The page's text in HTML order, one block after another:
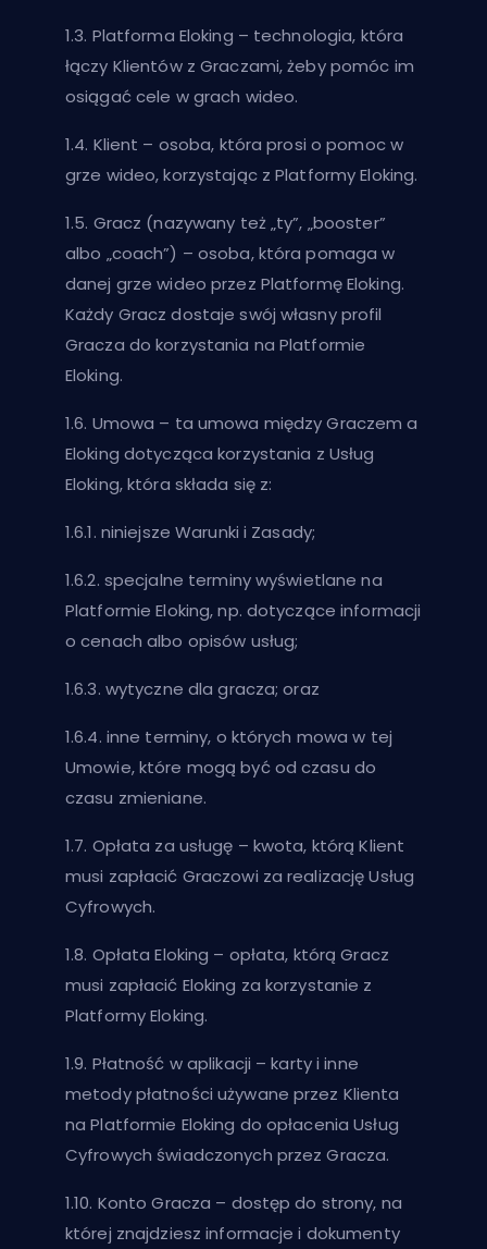
1.3. Platforma Eloking – technologia, która
łączy Klientów z Graczami, żeby pomóc im
osiągać cele w grach wideo.
1.4. Klient – osoba, która prosi o pomoc w
grze wideo, korzystając z Platformy Eloking.
1.5. Gracz (nazywany też „ty”, „booster”
albo „coach”) – osoba, która pomaga w
danej grze wideo przez Platformę Eloking.
Każdy Gracz dostaje swój własny profil
Gracza do korzystania na Platformie
Eloking.
1.6. Umowa – ta umowa między Graczem a
Eloking dotycząca korzystania z Usług
Eloking, która składa się z:
1.6.1. niniejsze Warunki i Zasady;
1.6.2. specjalne terminy wyświetlane na
Platformie Eloking, np. dotyczące informacji
o cenach albo opisów usług;
1.6.3. wytyczne dla gracza; oraz
1.6.4. inne terminy, o których mowa w tej
Umowie, które mogą być od czasu do
czasu zmieniane.
1.7. Opłata za usługę – kwota, którą Klient
musi zapłacić Graczowi za realizację Usług
Cyfrowych.
1.8. Opłata Eloking – opłata, którą Gracz
musi zapłacić Eloking za korzystanie z
Platformy Eloking.
1.9. Płatność w aplikacji – karty i inne
metody płatności używane przez Klienta
na Platformie Eloking do opłacenia Usług
Cyfrowych świadczonych przez Gracza.
1.10. Konto Gracza – dostęp do strony, na
której znajdziesz informacje i dokumenty